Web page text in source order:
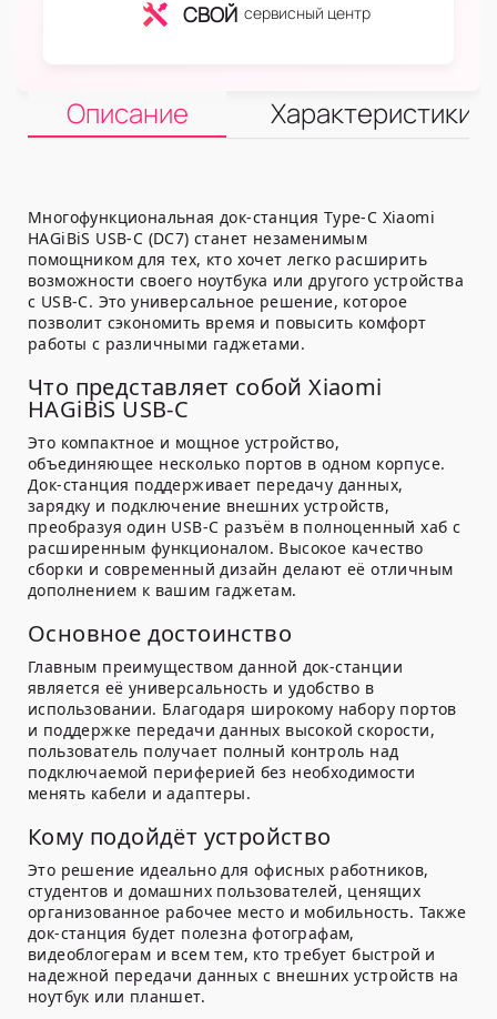
СВОЙ сервисный центр
Описание Характеристики
Многофункциональная док-станция Type-C Xiaomi
HAGiBiS USB-C (DC7) станет незаменимым
помощником для тех, кто хочет легко расширить
возможности своего ноутбука или другого устройства
с USB-C. Это универсальное решение, которое
позволит сэкономить время и повысить комфорт
работы с различными гаджетами.
Что представляет собой Xiaomi
HAGiBiS USB-C
Это компактное и мощное устройство,
объединяющее несколько портов в одном корпусе.
Док-станция поддерживает передачу данных,
зарядку и подключение внешних устройств,
преобразуя один USB-C разъём в полноценный хаб с
расширенным функционалом. Высокое качество
сборки и современный дизайн делают её отличным
дополнением к вашим гаджетам.
Основное достоинство
Главным преимуществом данной док-станции
является её универсальность и удобство в
использовании. Благодаря широкому набору портов
и поддержке передачи данных высокой скорости,
пользователь получает полный контроль над
подключаемой периферией без необходимости
менять кабели и адаптеры.
Кому подойдёт устройство
Это решение идеально для офисных работников,
студентов и домашних пользователей, ценящих
организованное рабочее место и мобильность. Также
док-станция будет полезна фотографам,
видеоблогерам и всем тем, кто требует быстрой и
надежной передачи данных с внешних устройств на
ноутбук или планшет.